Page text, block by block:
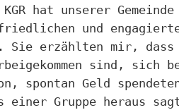
hat unserer
und
Sie erzählten mir, dass
sind, sich
spontan Geld
einer Gruppe heraus